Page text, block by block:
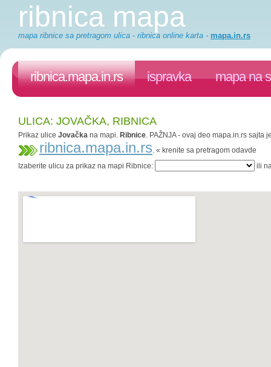
ribnica mapa
mapa ribnice sa pretragom ulica - ribnica online karta - mapa.in.rs
ribnica.mapa.in.rs ispravka mapa na
ULICA: JOVAČKA, RIBNICA
Prikaz ulice Jovačka na mapi. Ribnice. PAŽNJA - ovaj deo mapa.in.rs sajta
ribnica.mapa.in.rs. « krenite sa pretragom odavde
Izaberite ulicu za prikaz na mapi Ribnice:
ili